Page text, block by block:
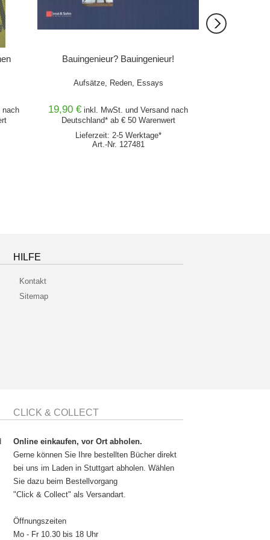
nach
Bauingenieur? Bauingenieur!
Aufsätze, Reden, Essays
19,90 € inkl. MwSt. und Versand nach
Deutschland* ab € 50 Warenwert
Lieferzeit: 2-5 Werktage*
Art.-Nr. 127481
HILFE
Kontakt
Sitemap
CLICK & COLLECT
Online einkaufen, vor Ort abholen.
Gerne können Sie Ihre bestellten Bücher direkt
bei uns im Laden in Stuttgart abholen. Wählen
Sie dazu beim Bestellvorgang
"Click & Collect" als Versandart.
Öffnungszeiten
Mo - Fr 10.30 bis 18 Uhr